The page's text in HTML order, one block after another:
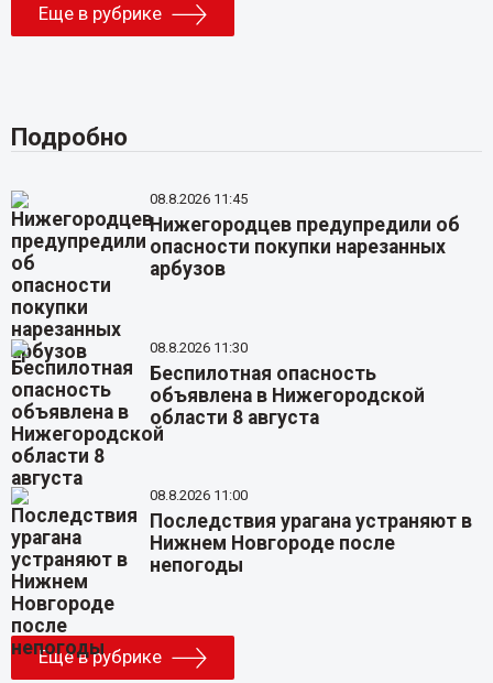
Еще в рубрике
Подробно
08.8.2026 11:45
Нижегородцев предупредили об
опасности покупки нарезанных
арбузов
08.8.2026 11:30
Беспилотная опасность
объявлена в Нижегородской
области 8 августа
08.8.2026 11:00
Последствия урагана устраняют в
Нижнем Новгороде после
непогоды
Еще в рубрике